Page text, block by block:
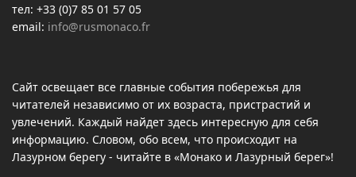
тел: +33 (0)7 85 01 57 05
email: info@rusmonaco.fr
Сайт освещает все главные события побережья для
читателей независимо от их возраста, пристрастий и
увлечений. Каждый найдет здесь интересную для себя
информацию. Словом, обо всем, что происходит на
Лазурном берегу - читайте в «Монако и Лазурный берег»!